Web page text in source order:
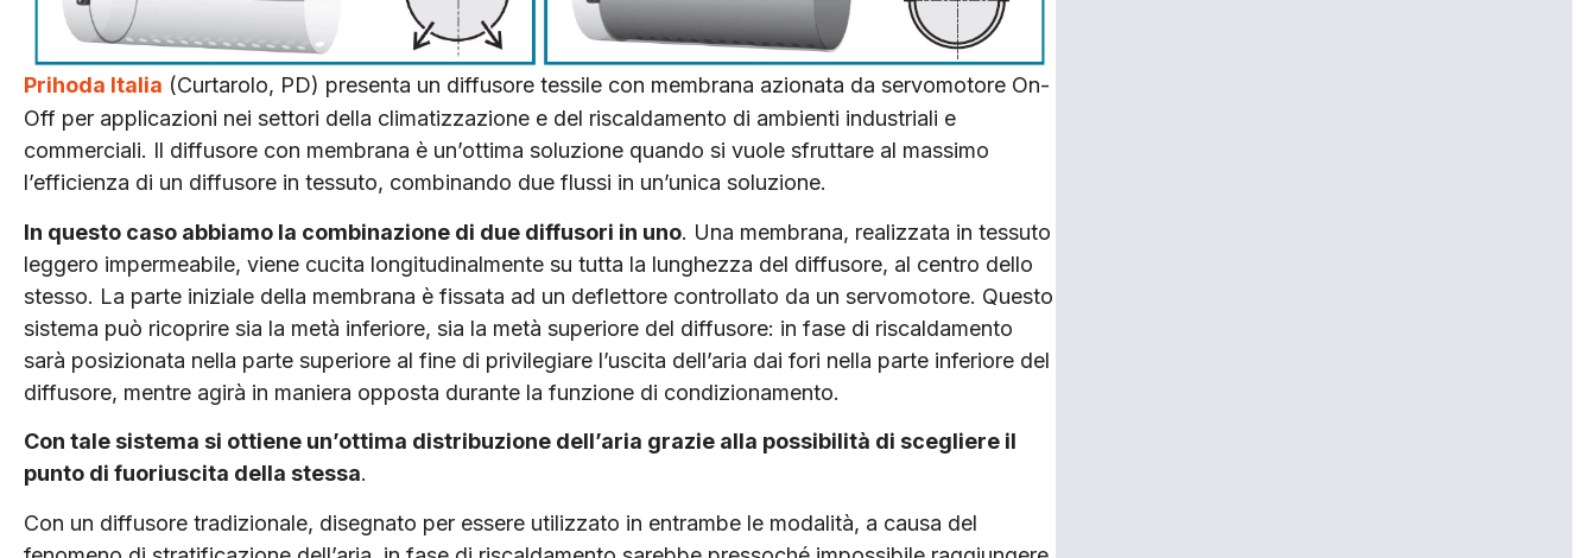
Prihoda Italia (Curtarolo, PD) presenta un diffusore tessile con membrana azionata da servomotore On-
Off per applicazioni nei settori della climatizzazione e del riscaldamento di ambienti industriali e
commerciali. Il diffusore con membrana è un’ottima soluzione quando si vuole sfruttare al massimo
l’efficienza di un diffusore in tessuto, combinando due flussi in un’unica soluzione.
In questo caso abbiamo la combinazione di due diffusori in uno. Una membrana, realizzata in tessuto
leggero impermeabile, viene cucita longitudinalmente su tutta la lunghezza del diffusore, al centro dello
stesso. La parte iniziale della membrana è fissata ad un deflettore controllato da un servomotore. Questo
sistema può ricoprire sia la metà inferiore, sia la metà superiore del diffusore: in fase di riscaldamento
sarà posizionata nella parte superiore al fine di privilegiare l’uscita dell’aria dai fori nella parte inferiore del
diffusore, mentre agirà in maniera opposta durante la funzione di condizionamento.
Con tale sistema si ottiene un’ottima distribuzione dell’aria grazie alla possibilità di scegliere il
punto di fuoriuscita della stessa.
Con un diffusore tradizionale, disegnato per essere utilizzato in entrambe le modalità, a causa del